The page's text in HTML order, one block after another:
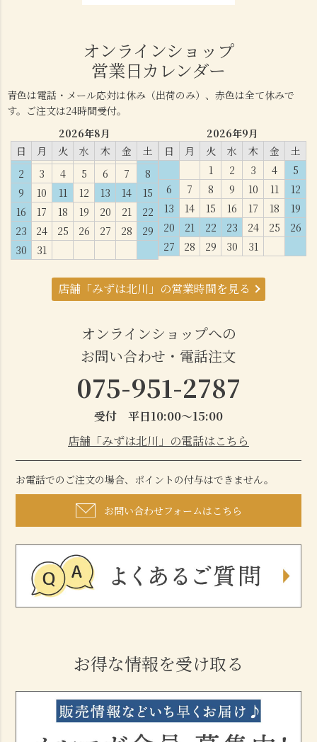
オンラインショップ
営業日カレンダー
青色は電話・メール応対は休み（出荷のみ）、赤色は全て休みで
す。ご注文は24時間受付。
2026年8月
日
月 火 水 木 金
土
2
3 4 5 6 7
8
9
10 11 12 13 14
15
16
17 18 19 20 21
22
23
24 25 26 27 28
29
30
31
2026年9月
日
月 火 水 木 金
土
1
2 3 4
5
6
7 8 9 10 11
12
13
14 15 16 17 18
19
20
21 22 23 24 25
26
27
28 29 30 31
店舗「みずは北川」の営業時間を見る
オンラインショップへの
お問い合わせ・電話注文
075-951-2787
受付 平日10:00～15:00
店舗「みずは北川」の電話はこちら
お電話でのご注文の場合、ポイントの付与はできません。
お問い合わせフォームはこちら
お得な情報を受け取る